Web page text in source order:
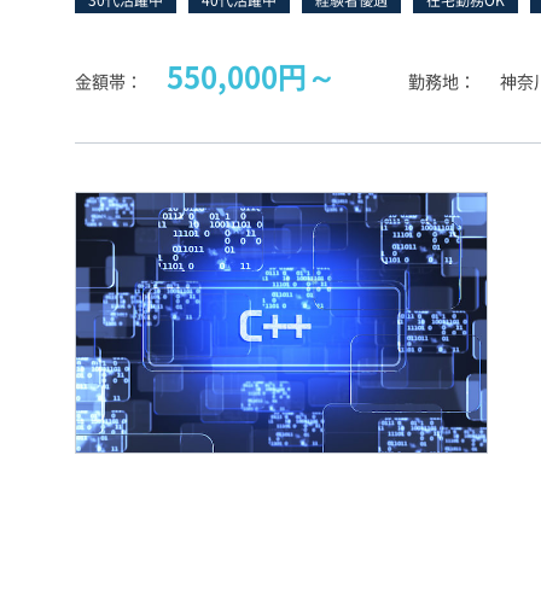
お気に入り案件一覧★
キャンペーン情報
金額帯 550,000円～ 勤務地 神奈